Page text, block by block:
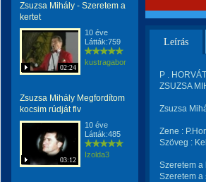
Zsuzsa Mihály - Szeretem a
kertet
02:24
10 éve
Látták:759
kustragabor
Zsuzsa Mihály Megfordítom
kocsim rúdját flv
03:12
10 éve
Látták:485
Izolda3
Leírás
P .
ZSUZSA
Zsuzsa
Zene :
Szöveg :
Szeretem a
Szeretem a